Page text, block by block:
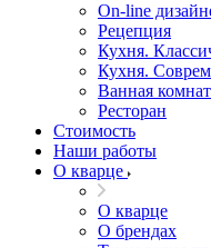
On-line
Рецепция
Кухня.
Кухня.
Ванная
Ресторан
Стоимость
Наши работы
О кварце
О кварце
О брендах